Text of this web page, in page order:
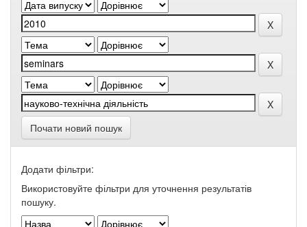
Почати новий пошук
Додати фільтри:
Використовуйте фільтри для уточнення результатів
пошуку.